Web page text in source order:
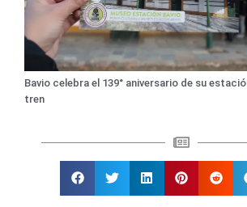
Bavio celebra el 139° aniversario de su
tren